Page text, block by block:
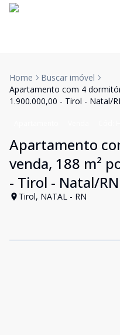
Home
Buscar imóvel
Apartamento com 4
1.900.000,00 - Tirol - Natal/
Apartamento
venda, 188 m²
- Tirol - Natal/RN
Tirol, NATAL - RN